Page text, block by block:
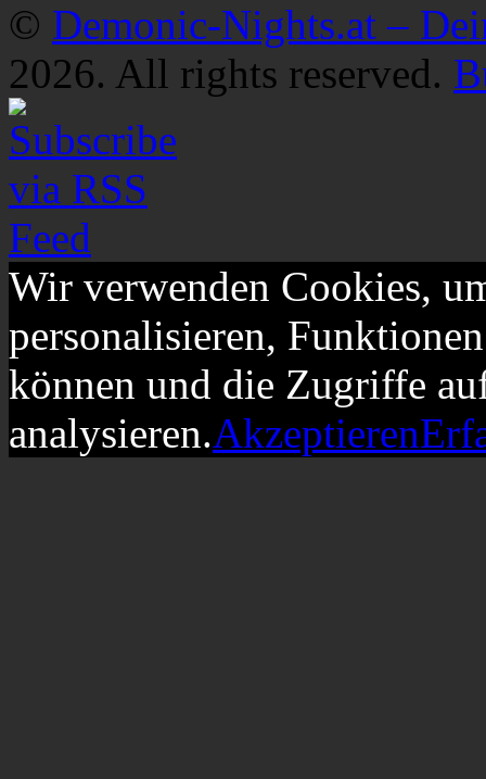
© Demonic-Nights.at –
2026. All rights reserved.
Wir verwenden Cookies,
personalisieren,
können und die Zugriffe
analysieren.Akzeptieren